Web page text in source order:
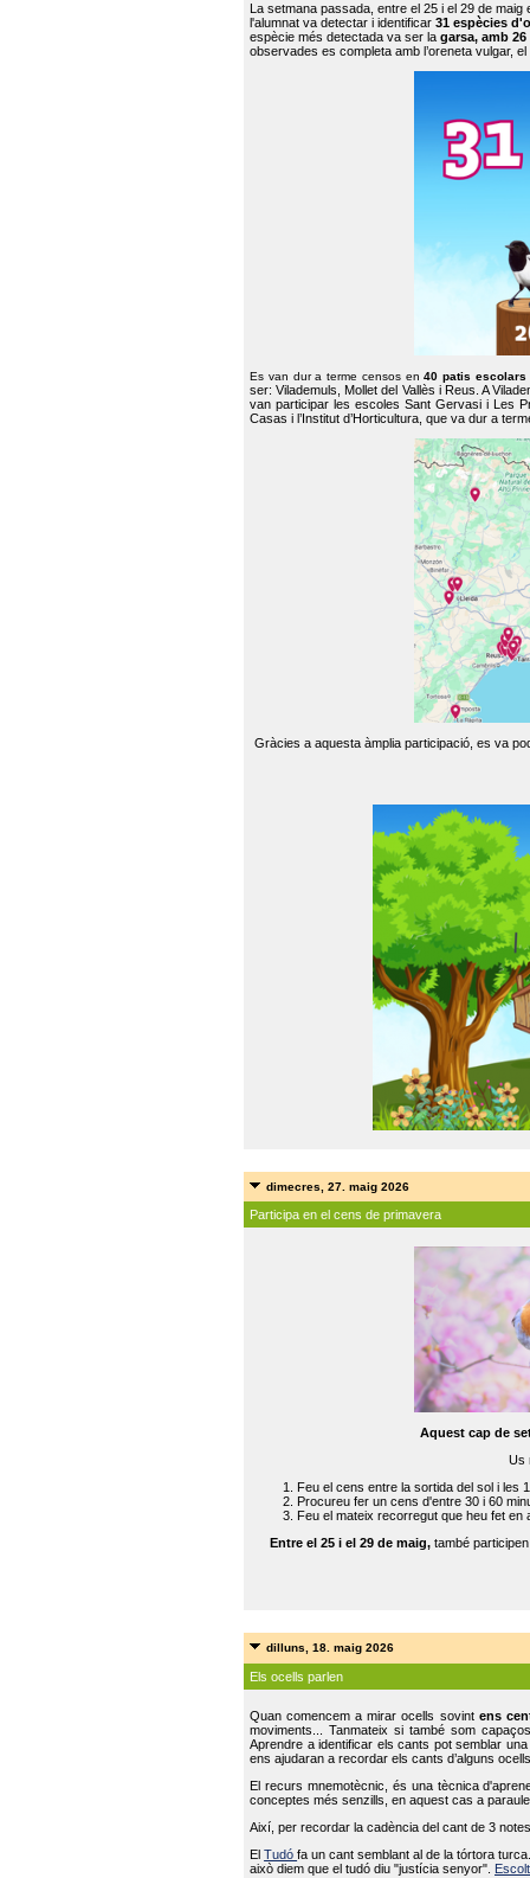
La setmana passada, entre el 25 i el 29 de
l'alumnat va detectar i identificar 31 espècies
espècie més detectada va ser la garsa, amb
observades es completa amb l’oreneta vulgar,
Es van dur a terme censos en40 patis escolars
ser: Vilademuls, Mollet del Vallès i Reus. A
van participar les escoles Sant Gervasi i Les
Casas i l’Institut d’Horticultura, que va dur a
Gràcies a aquesta àmplia participació, es va
dimecres, 27. maig 2026
Participa en el cens de primavera
Aquest cap de
Us
Feu el cens entre la sortida del sol i les
Procureu fer un cens d'entre 30 i 60
Feu el mateix recorregut que heu fet en
Entre el 25 i el 29 de maig, també
dilluns, 18. maig 2026
Els ocells parlen
Quan comencem a mirar ocells sovint ens
moviments... Tanmateix si també som
Aprendre a identificar els cants pot semblar
ens ajudaran a recordar els cants d’alguns
El recurs mnemotècnic, és una tècnica
conceptes més senzills, en aquest cas a
Així, per recordar la cadència del cant de 3
ElTudófa un cant semblant al de la tórtora
això diem que el tudó diu "justícia senyor".